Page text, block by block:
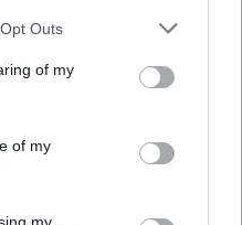
Outs
of my
of my
μουσικοί, ένα
έμπνευσης